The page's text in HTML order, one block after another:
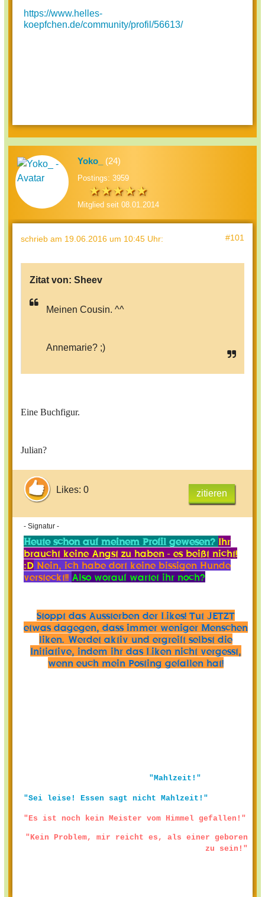
https://www.helles-
koepfchen.de/community/profil/56613/
Yoko_ (24)
Postings: 3959
Mitglied seit 08.01.2014
schrieb am 19.06.2016 um 10:45 Uhr: #101
Zitat von: Sheev
Meinen Cousin. ^^
Annemarie? ;)
Eine Buchfigur.
Julian?
Likes: 0 zitieren
- Signatur -
Heute schon auf meinem Profil gewesen? Ihr
braucht keine Angst zu haben - es beißt nicht!
:D Nein, ich habe dort keine bissigen Hunde
versteckt!! Also worauf wartet ihr noch?
Stoppt das Aussterben der Likes! Tut JETZT
etwas dagegen, dass immer weniger Menschen
liken. Werdet aktiv und ergreift selbst die
Initiative, indem ihr das Liken nicht vergesst,
wenn euch mein Posting gefallen hat!
"Mahlzeit!"
"Sei leise! Essen sagt nicht Mahlzeit!"
"Es ist noch kein Meister vom Himmel gefallen!"
"Kein Problem, mir reicht es, als einer geboren
zu sein!"